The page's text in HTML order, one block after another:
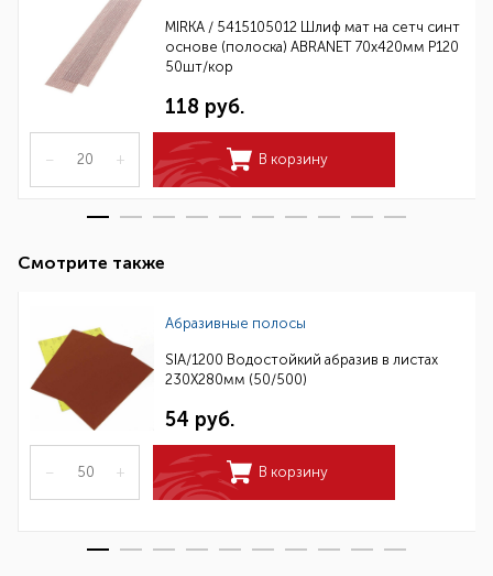
MIRKA / 5415105012 Шлиф мат на сетч синт
основе (полоска) ABRANET 70x420мм Р120
50шт/кор
118 руб.
– + В корзину
Смотрите также
Абразивные полосы
SIA/1200 Водостойкий абразив в листах
230Х280мм (50/500)
54 руб.
– + В корзину